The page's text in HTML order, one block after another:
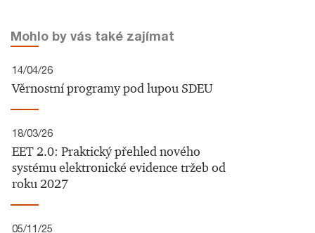
Mohlo by vás také zajímat
14/04/26
Věrnostní programy pod lupou SDEU
18/03/26
EET 2.0: Praktický přehled nového
systému elektronické evidence tržeb od
roku 2027
05/11/25